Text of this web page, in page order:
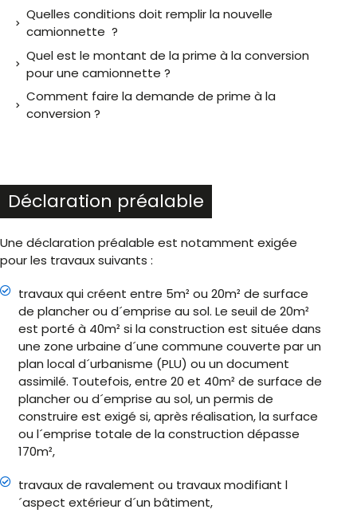
Quelles conditions doit remplir la nouvelle
camionnette ?
Quel est le montant de la prime à la conversion
pour une camionnette ?
Comment faire la demande de prime à la
conversion ?
Déclaration préalable
Une déclaration préalable est notamment exigée
pour les travaux suivants :
travaux qui créent entre 5m² ou 20m² de surface
de plancher ou d´emprise au sol. Le seuil de 20m²
est porté à 40m² si la construction est située dans
une zone urbaine d´une commune couverte par un
plan local d´urbanisme (PLU) ou un document
assimilé. Toutefois, entre 20 et 40m² de surface de
plancher ou d´emprise au sol, un permis de
construire est exigé si, après réalisation, la surface
ou l´emprise totale de la construction dépasse
170m²,
travaux de ravalement ou travaux modifiant l
´aspect extérieur d´un bâtiment,